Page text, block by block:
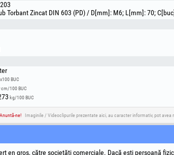
Torbant Zincat DIN 603 (PD) / D[mm]: M6; L[mm]: 70;
x100 BUC
cm/100 BUC
kg/100 BUC
Anuntă-ne! Imaginile / Videoclipurile prezentate aici, au caracter informativ, pot
Social Media Descarcă Aplicația
en gros, către societăți comerciale. Dacă ești persoană